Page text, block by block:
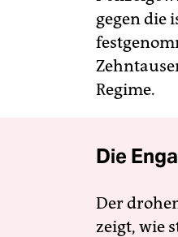
gegen die
Regime.
Die
Der
zeigt, wie